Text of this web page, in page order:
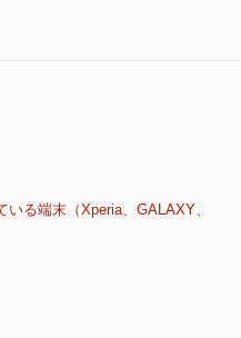
る端末（Xperia、GALAXY、